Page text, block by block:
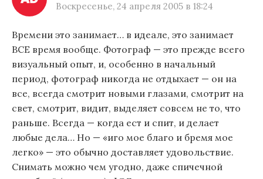
Воскресенье, 24 апреля 2005 в 18:24
Времени это занимает… в идеале, это занимает
ВСЕ время вообще. Фотограф — это прежде всего
визуальный опыт, и, особенно в начальный
период, фотограф никогда не отдыхает — он на
все, всегда смотрит новыми глазами, смотрит на
свет, смотрит, видит, выделяет совсем не то, что
раньше. Всегда — когда ест и спит, и делает
любые дела… Но — «иго мое благо и бремя мое
легко» — это обычно доставляет удовольствие.
Снимать можно чем угодно, даже спичечной